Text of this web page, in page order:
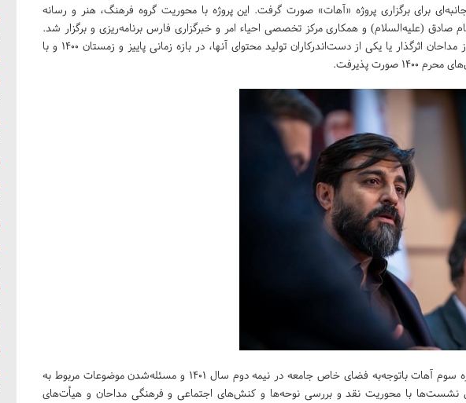
۱۴۰۰ همکاری سه‌جانبه‌ای برای برگزاری پروژه «آهات» صورت گرفت. این پروژه با محوریت گروه فرهنگ، هنر و رسانه
صادق (علیه‌السلام) و همکاری مرکز تخصصی احیاء امر و خبرگزاری فارس برنامه‌ریزی و برگزار شد.
این سلسله نشست‌ها با حضور ۱۲ تن از مداحان اثرگذار یا یکی از دست‌اندرکاران تولید محتوای آنها، در بازه زمانی پاییز و زمستان ۱۴۰۰ و با
پذیرفت.
دبیر علمی نشست‌های آهات گفت: دوره سوم آهات باتوجه‌به فضای خاص جامعه در نیمه دوم سال ۱۴۰۱ و مسئله‌شدن موضوعات مربوط به
این نشست‌ها با محوریت نقد و بررسی نوحه‌ها و کنش‌های اجتماعی و فرهنگی مداحان و هیأت‌های